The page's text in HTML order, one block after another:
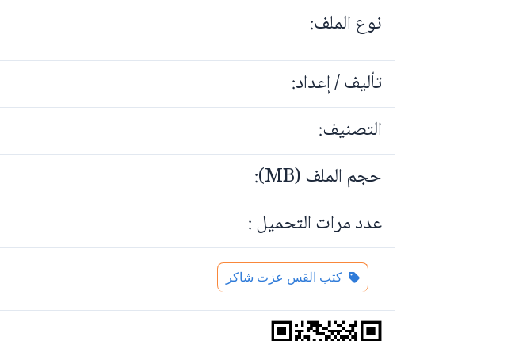
نوع الملف:
تأليف / إعداد:
التصنيف:
حجم الملف (MB):
عدد مرات التحميل :
كتب القس عزت شاكر